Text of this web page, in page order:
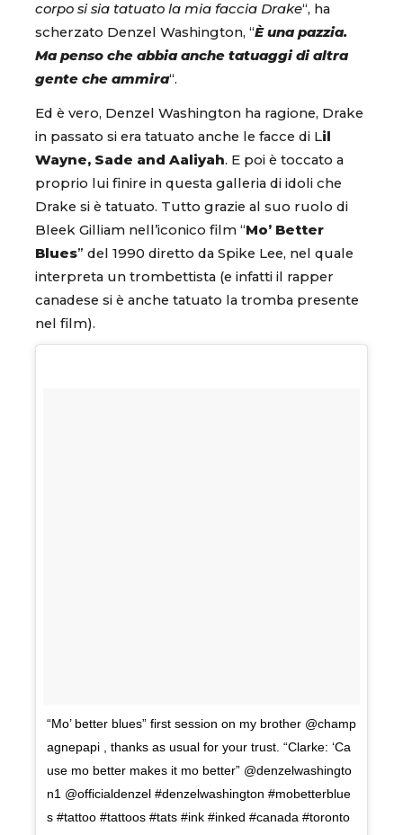
corpo si sia tatuato la mia faccia Drake“, ha
scherzato Denzel Washington, “È una pazzia.
Ma penso che abbia anche tatuaggi di altra
gente che ammira“.
Ed è vero, Denzel Washington ha ragione, Drake
in passato si era tatuato anche le facce di Lil
Wayne, Sade and Aaliyah. E poi è toccato a
proprio lui finire in questa galleria di idoli che
Drake si è tatuato. Tutto grazie al suo ruolo di
Bleek Gilliam nell’iconico film “Mo’ Better
Blues” del 1990 diretto da Spike Lee, nel quale
interpreta un trombettista (e infatti il rapper
canadese si è anche tatuato la tromba presente
nel film).
“Mo’ better blues” first session on my brother @champ
agnepapi , thanks as usual for your trust. “Clarke: ‘Ca
use mo better makes it mo better” @denzelwashingto
n1 @officialdenzel #denzelwashington #mobetterblue
s #tattoo #tattoos #tats #ink #inked #canada #toronto